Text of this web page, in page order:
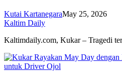
Kutai KartanegaraMay 25, 2026
Kaltim Daily
Kaltimdaily.com, Kukar – Tragedi